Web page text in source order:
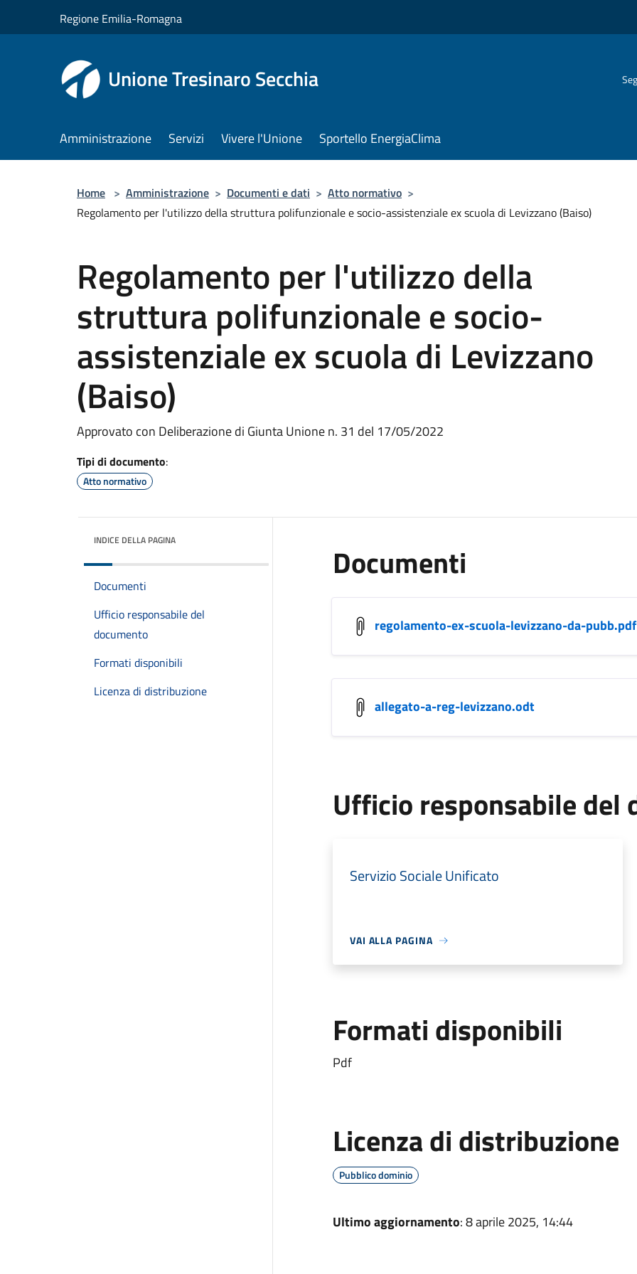
Regione Emilia-Romagna
Unione Tresinaro Secchia
Amministrazione Servizi Vivere l'Unione Sportello EnergiaClima
Home > Amministrazione > Documenti e dati > Atto normativo >
Regolamento per l'utilizzo della struttura polifunzionale e socio-assistenziale ex scuola di Levizzano (Baiso)
Regolamento per l'utilizzo della
struttura polifunzionale e socio-
assistenziale ex scuola di Levizzano
(Baiso)
Approvato con Deliberazione di Giunta Unione n. 31 del 17/05/2022
Tipi di documento:
Atto normativo
INDICE DELLA PAGINA
Documenti
Ufficio responsabile del
documento
Formati disponibili
Licenza di distribuzione
Documenti
regolamento-ex-scuola-levizzano-da-pubb.pdf
allegato-a-reg-levizzano.odt
Ufficio responsabile del
Servizio Sociale Unificato
VAI ALLA PAGINA
Formati disponibili
Pdf
Licenza di distribuzione
Pubblico dominio
Ultimo aggiornamento: 8 aprile 2025, 14:44